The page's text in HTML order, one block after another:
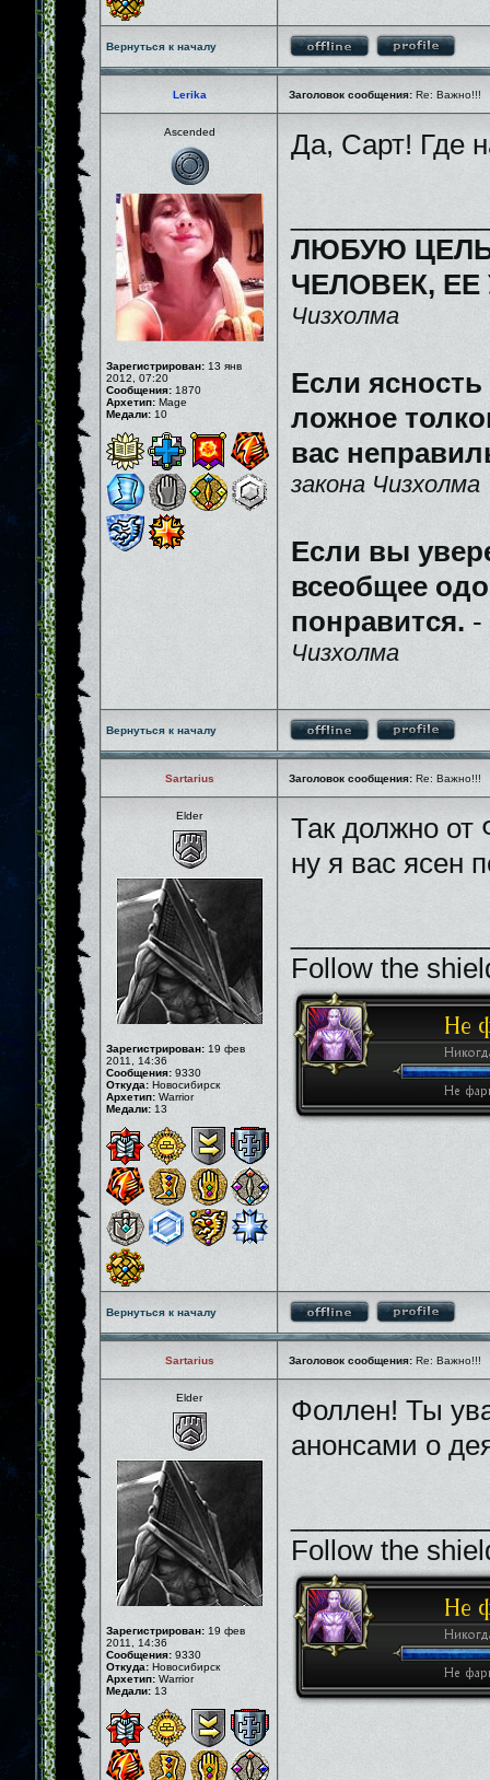
Вернуться к началу
Lerika Заголовок сообщения: Re: Важно!!!
Ascended
Зарегистрирован: 13 янв
2012, 07:20
Сообщения: 1870
Архетип: Mage
Медали: 10
Да, Сарт! Где
ЛЮБУЮ
ЧЕЛОВЕК,
Чизхолма
Если
ложное
вас
закона Чизхолма
Если вы
всеобщее
понравится. -
Чизхолма
Вернуться к началу
Sartarius Заголовок сообщения: Re: Важно!!!
Elder
Зарегистрирован: 19 фев
2011, 14:36
Сообщения: 9330
Откуда: Новосибирск
Архетип: Warrior
Медали: 13
Так должно
ну я вас ясен
Follow the
Вернуться к началу
Sartarius Заголовок сообщения: Re: Важно!!!
Elder
Зарегистрирован: 19 фев
2011, 14:36
Сообщения: 9330
Откуда: Новосибирск
Архетип: Warrior
Медали: 13
Фоллен! Ты
анонсами о
Follow the